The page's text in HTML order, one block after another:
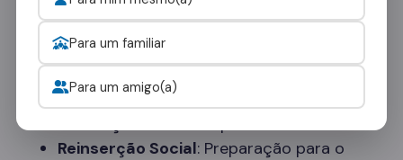
Serviços Adicionais
Atividades Terapêuticas
Reinserção Social: Preparação para o
Para um familiar
Para um amigo(a)